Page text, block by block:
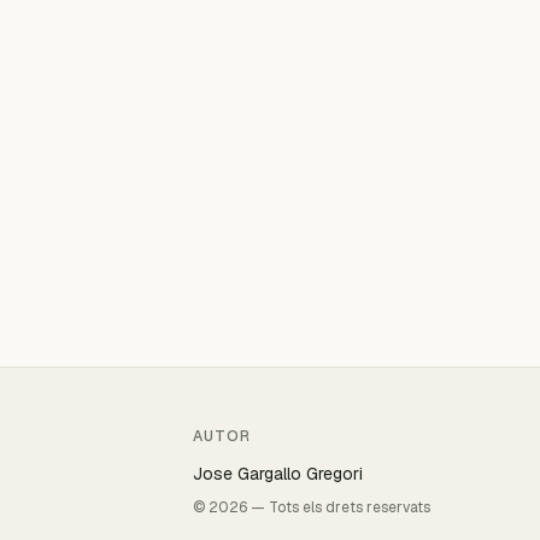
AUTOR
Jose Gargallo Gregori
© 2026 — Tots els drets reservats